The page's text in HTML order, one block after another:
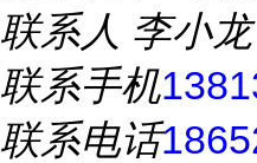
联系人 李小龙
联系手机
联系电话